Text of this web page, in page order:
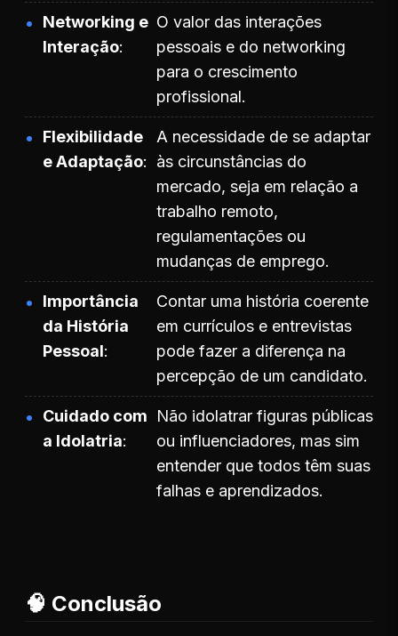
Networking e
Interação
O valor das interações
pessoais e do networking
para o crescimento
profissional.
Flexibilidade
e Adaptação
A necessidade de se adaptar
às circunstâncias do
mercado, seja em relação a
trabalho remoto,
regulamentações ou
mudanças de emprego.
Importância
da História
Pessoal
Contar uma história coerente
em currículos e entrevistas
pode fazer a diferença na
percepção de um candidato.
Cuidado com
a Idolatria
Não idolatrar figuras públicas
ou influenciadores, mas sim
entender que todos têm suas
falhas e aprendizados.
🧠 Conclusão